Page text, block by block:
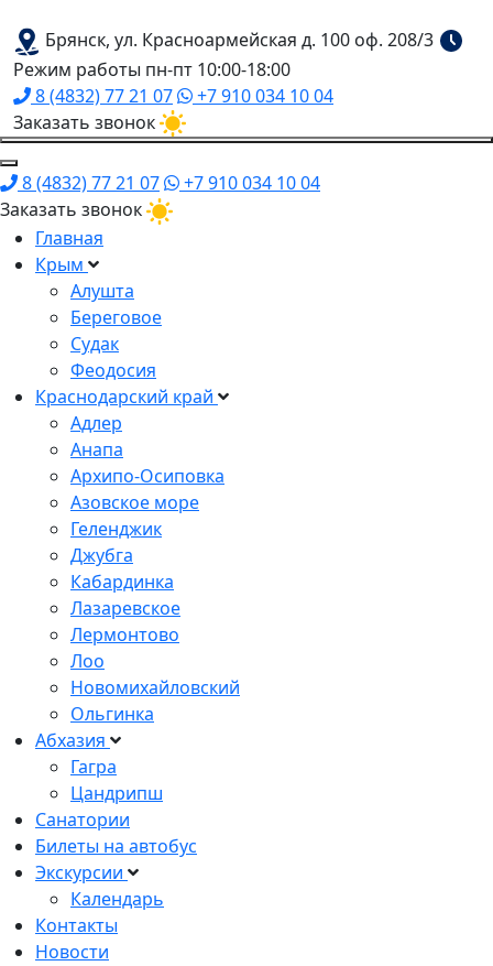
Брянск, ул. Красноармейская д. 100 оф. 208/3
Режим работы пн-пт 10:00-18:00
8 (4832) 77 21 07
+7 910 034 10 04
Заказать звонок
8 (4832) 77 21 07
+7 910 034 10 04
Заказать звонок
Главная
Крым
Алушта
Береговое
Судак
Феодосия
Краснодарский край
Адлер
Анапа
Архипо-Осиповка
Азовское море
Геленджик
Джубга
Кабардинка
Лазаревское
Лермонтово
Лоо
Новомихайловский
Ольгинка
Абхазия
Гагра
Цандрипш
Санатории
Билеты на автобус
Экскурсии
Календарь
Контакты
Новости